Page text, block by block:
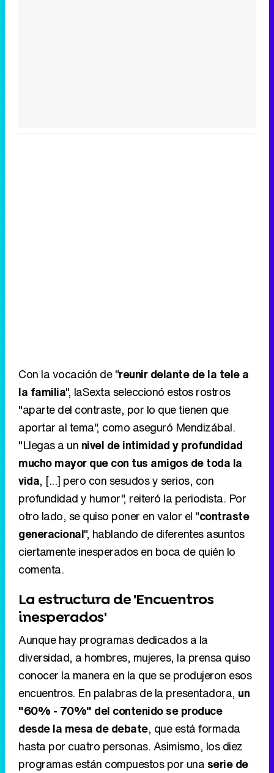
Con la vocación de "reunir delante de la tele a
la familia", laSexta seleccionó estos rostros
"aparte del contraste, por lo que tienen que
aportar al tema", como aseguró Mendizábal.
"Llegas a un nivel de intimidad y profundidad
mucho mayor que con tus amigos de toda la
vida, [...] pero con sesudos y serios, con
profundidad y humor", reiteró la periodista. Por
otro lado, se quiso poner en valor el "contraste
generacional", hablando de diferentes asuntos
ciertamente inesperados en boca de quién lo
comenta.
La estructura de 'Encuentros
inesperados'
Aunque hay programas dedicados a la
diversidad, a hombres, mujeres, la prensa quiso
conocer la manera en la que se produjeron esos
encuentros. En palabras de la presentadora, un
"60% - 70%" del contenido se produce
desde la mesa de debate, que está formada
hasta por cuatro personas. Asimismo, los diez
programas están compuestos por una serie de